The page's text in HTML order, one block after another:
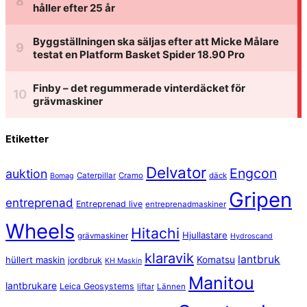
håller efter 25 år
Byggställningen ska säljas efter att Micke Målare
testat en Platform Basket Spider 18.90 Pro
Finby – det regummerade vinterdäcket för
grävmaskiner
Etiketter
auktion Bomag Caterpillar Cramo Delvator däck Engcon
entreprenad Entreprenad live entreprenadmaskiner Gripen
Wheels grävmaskiner Hitachi Hjullastare Hydroscand
hüllert maskin jordbruk KH Maskin klaravik Komatsu lantbruk
lantbrukare Leica Geosystems liftar Lännen Manitou